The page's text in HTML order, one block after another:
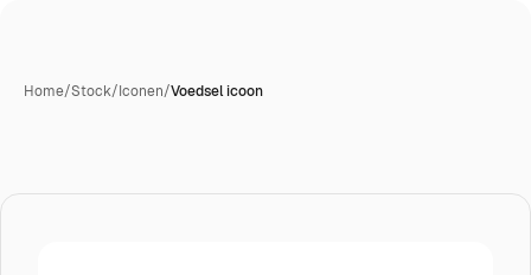
Home/Stock/Iconen/Voedsel icoon